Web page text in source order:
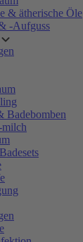
& ätherische Öle
-Aufguss
Badebomben